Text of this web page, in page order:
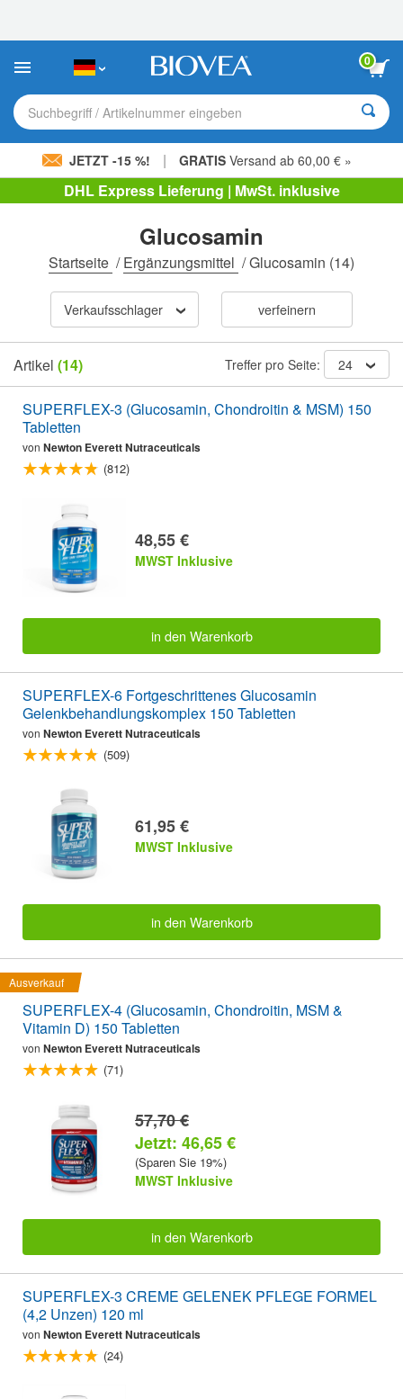
Sie:
Website
ein
Barrierefreiheitssystem.
0
Suchbegriff / Artikelnummer eingeben
JETZT -15 %! | GRATIS Versand ab 60,00 € »
DHL Express Lieferung | MwSt. inklusive
Glucosamin
Startseite /Ergänzungsmittel /Glucosamin (14)
Verkaufsschlager verfeinern
Artikel (14) Treffer pro Seite: 24
SUPERFLEX-3 (Glucosamin, Chondroitin & MSM) 150
Tabletten
von Newton Everett Nutraceuticals
(812)
48,55 €
MWST Inklusive
in den Warenkorb
SUPERFLEX-6 Fortgeschrittenes Glucosamin
Gelenkbehandlungskomplex 150 Tabletten
von Newton Everett Nutraceuticals
(509)
61,95 €
MWST Inklusive
in den Warenkorb
Ausverkauf
SUPERFLEX-4 (Glucosamin, Chondroitin, MSM &
Vitamin D) 150 Tabletten
von Newton Everett Nutraceuticals
(71)
57,70 €
Jetzt: 46,65 €
(Sparen Sie 19%)
MWST Inklusive
in den Warenkorb
SUPERFLEX-3 CREME GELENEK PFLEGE FORMEL
(4,2 Unzen) 120 ml
von Newton Everett Nutraceuticals
(24)